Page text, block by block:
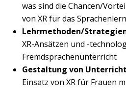
was sind die Chancen/
von XR für das
Lehrmethoden/
XR-Ansätzen und -
Fremdsprachenunterricht
Gestaltung von
Einsatz von XR für Frauen